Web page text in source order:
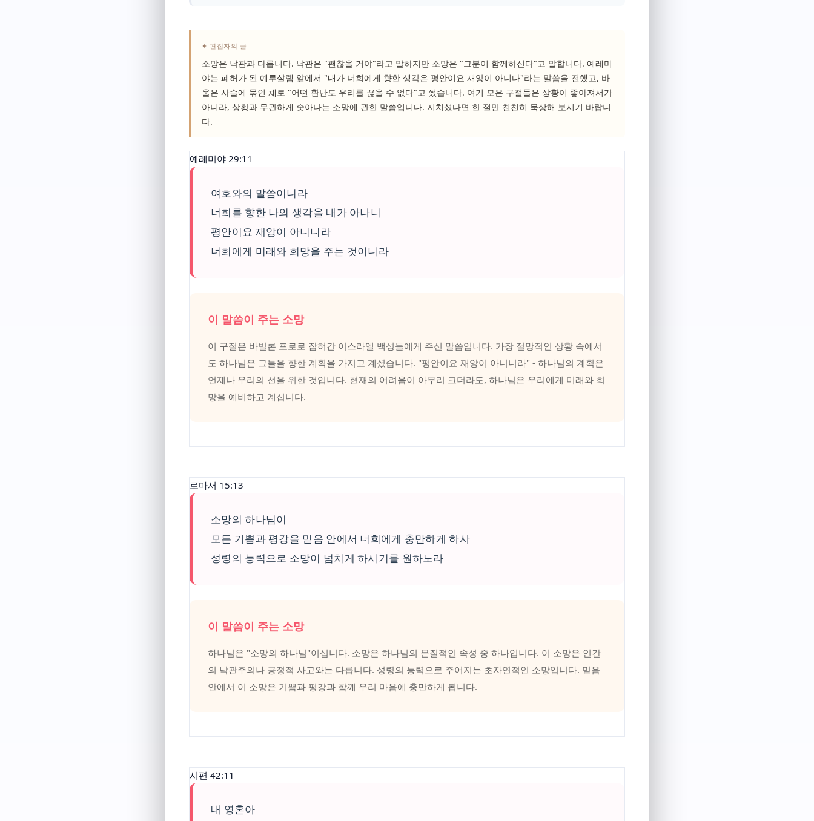
✦ 편집자의 글
소망은 낙관과 다릅니다. 낙관은 "괜찮을 거야"라고 말하지만 소망은 "그분이 함께하신다"고 말합니다. 예레미
야는 폐허가 된 예루살렘 앞에서 "내가 너희에게 향한 생각은 평안이요 재앙이 아니다"라는 말씀을 전했고, 바
울은 사슬에 묶인 채로 "어떤 환난도 우리를 끊을 수 없다"고 썼습니다. 여기 모은 구절들은 상황이 좋아져서가
아니라, 상황과 무관하게 솟아나는 소망에 관한 말씀입니다. 지치셨다면 한 절만 천천히 묵상해 보시기 바랍니
다.
예레미야 29:11
여호와의 말씀이니라
너희를 향한 나의 생각을 내가 아나니
평안이요 재앙이 아니니라
너희에게 미래와 희망을 주는 것이니라
이 말씀이 주는 소망
이 구절은 바빌론 포로로 잡혀간 이스라엘 백성들에게 주신 말씀입니다. 가장 절망적인 상황 속에서
도 하나님은 그들을 향한 계획을 가지고 계셨습니다. "평안이요 재앙이 아니니라" - 하나님의 계획은
언제나 우리의 선을 위한 것입니다. 현재의 어려움이 아무리 크더라도, 하나님은 우리에게 미래와 희
망을 예비하고 계십니다.
로마서 15:13
소망의 하나님이
모든 기쁨과 평강을 믿음 안에서 너희에게 충만하게 하사
성령의 능력으로 소망이 넘치게 하시기를 원하노라
이 말씀이 주는 소망
하나님은 "소망의 하나님"이십니다. 소망은 하나님의 본질적인 속성 중 하나입니다. 이 소망은 인간
의 낙관주의나 긍정적 사고와는 다릅니다. 성령의 능력으로 주어지는 초자연적인 소망입니다. 믿음
안에서 이 소망은 기쁨과 평강과 함께 우리 마음에 충만하게 됩니다.
시편 42:11
내 영혼아